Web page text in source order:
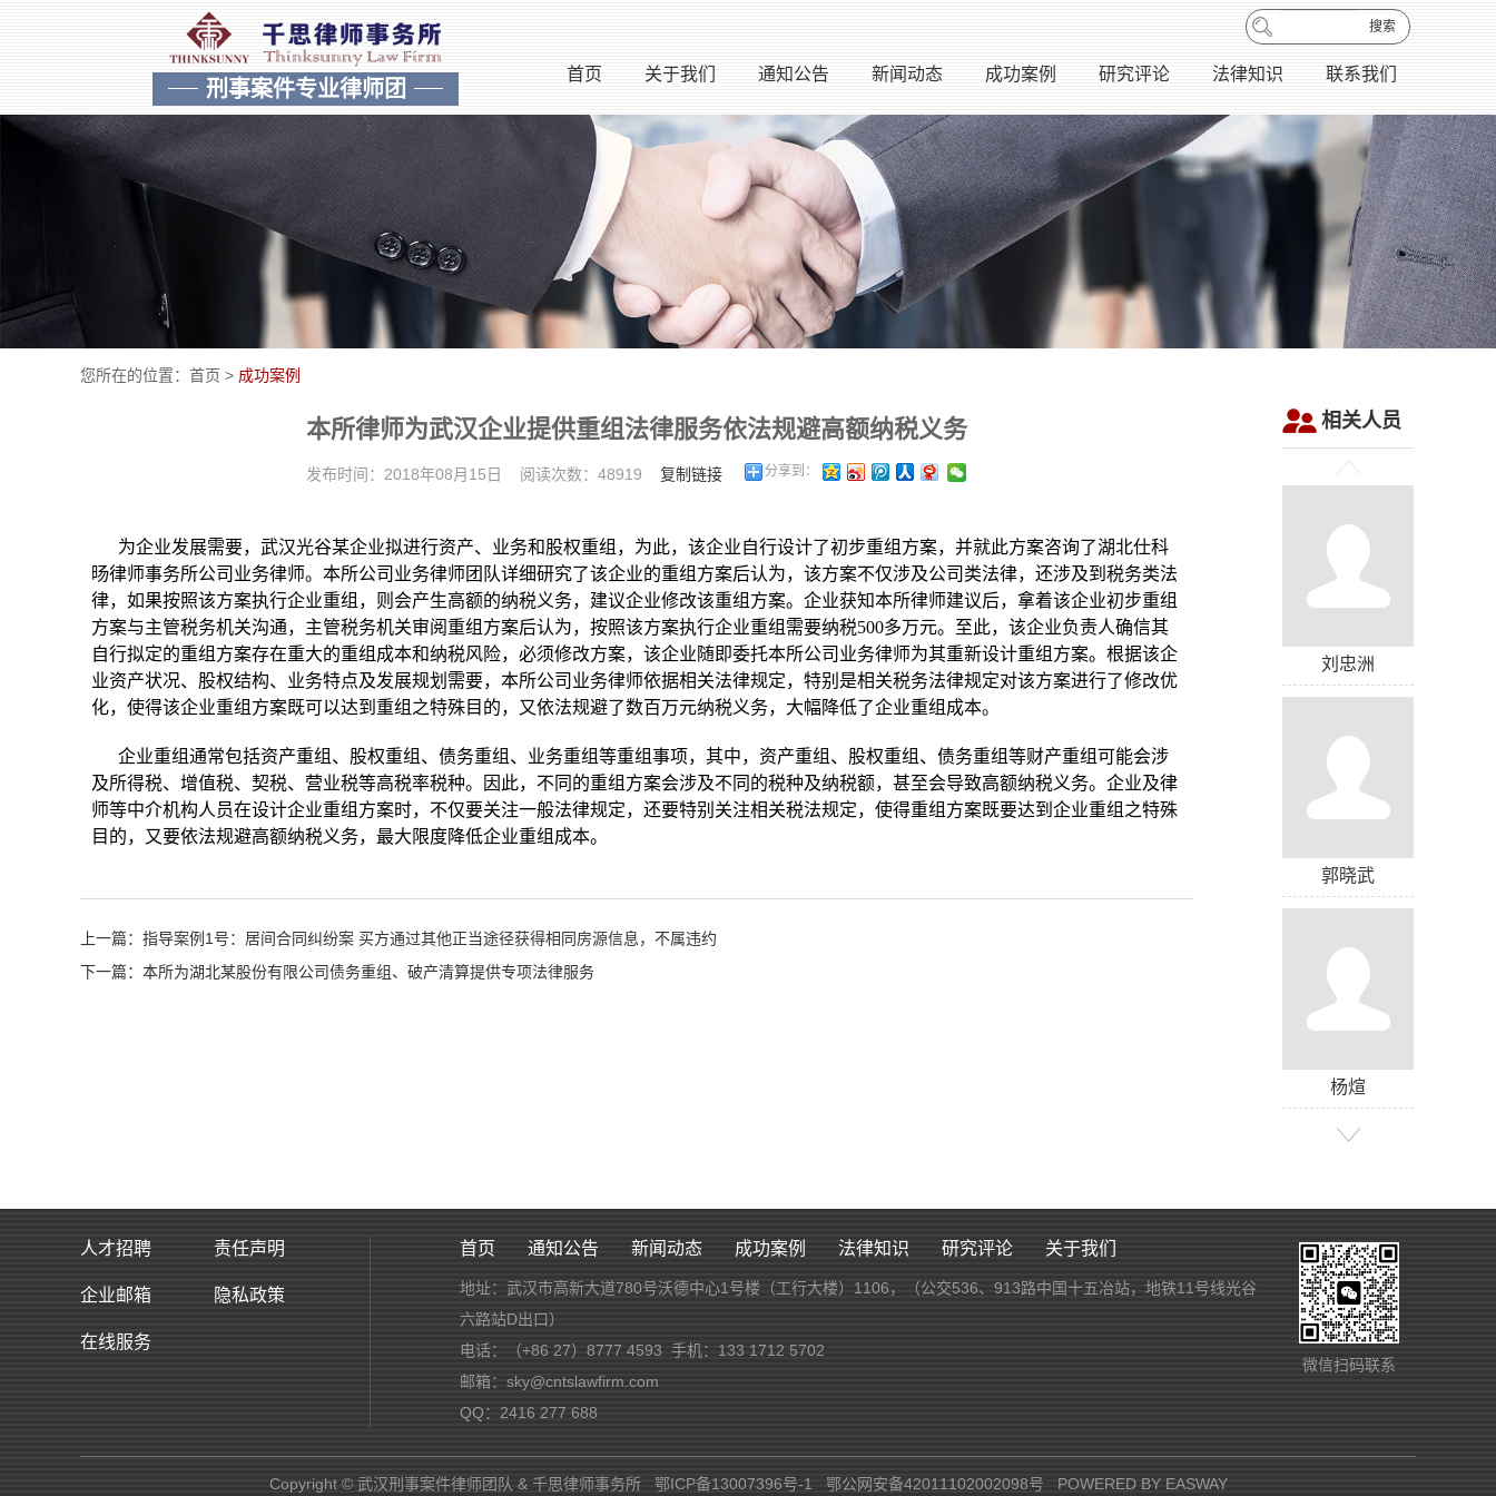
刑事案件专业律师团
搜索
首页 关于我们 通知公告 新闻动态 成功案例 研究评论 法律知识 联系我们
您所在的位置： 首页 > 成功案例
本所律师为武汉企业提供重组法律服务依法规避高额纳税义务
发布时间：2018年08月15日 阅读次数：48919 复制链接 分享到：
为企业发展需要，武汉光谷某企业拟进行资产、业务和股权重组，为此，该企业自行设计了初步重组方案，并就此方案咨询了湖北仕科
旸律师事务所公司业务律师。本所公司业务律师团队详细研究了该企业的重组方案后认为，该方案不仅涉及公司类法律，还涉及到税务类法
律，如果按照该方案执行企业重组，则会产生高额的纳税义务，建议企业修改该重组方案。企业获知本所律师建议后，拿着该企业初步重组
方案与主管税务机关沟通，主管税务机关审阅重组方案后认为，按照该方案执行企业重组需要纳税500多万元。至此，该企业负责人确信其
自行拟定的重组方案存在重大的重组成本和纳税风险，必须修改方案，该企业随即委托本所公司业务律师为其重新设计重组方案。根据该企
业资产状况、股权结构、业务特点及发展规划需要，本所公司业务律师依据相关法律规定，特别是相关税务法律规定对该方案进行了修改优
化，使得该企业重组方案既可以达到重组之特殊目的，又依法规避了数百万元纳税义务，大幅降低了企业重组成本。
企业重组通常包括资产重组、股权重组、债务重组、业务重组等重组事项，其中，资产重组、股权重组、债务重组等财产重组可能会涉
及所得税、增值税、契税、营业税等高税率税种。因此，不同的重组方案会涉及不同的税种及纳税额，甚至会导致高额纳税义务。企业及律
师等中介机构人员在设计企业重组方案时，不仅要关注一般法律规定，还要特别关注相关税法规定，使得重组方案既要达到企业重组之特殊
目的，又要依法规避高额纳税义务，最大限度降低企业重组成本。
上一篇：指导案例1号：居间合同纠纷案 买方通过其他正当途径获得相同房源信息，不属违约
下一篇：本所为湖北某股份有限公司债务重组、破产清算提供专项法律服务
相关人员
刘忠洲
郭晓武
杨煊
张瑞荣
人才招聘 责任声明
企业邮箱 隐私政策
在线服务
首页 通知公告 新闻动态 成功案例 法律知识 研究评论 关于我们
地址：武汉市高新大道780号沃德中心1号楼（工行大楼）1106，（公交536、913路中国十五冶站，地铁11号线光谷
六路站D出口）
电话：（+86 27）8777 4593 手机：133 1712 5702
邮箱：sky@cntslawfirm.com
QQ：2416 277 688
微信扫码联系
Copyright © 武汉刑事案件律师团队 & 千思律师事务所 鄂ICP备13007396号-1 鄂公网安备42011102002098号 POWERED BY EASWAY